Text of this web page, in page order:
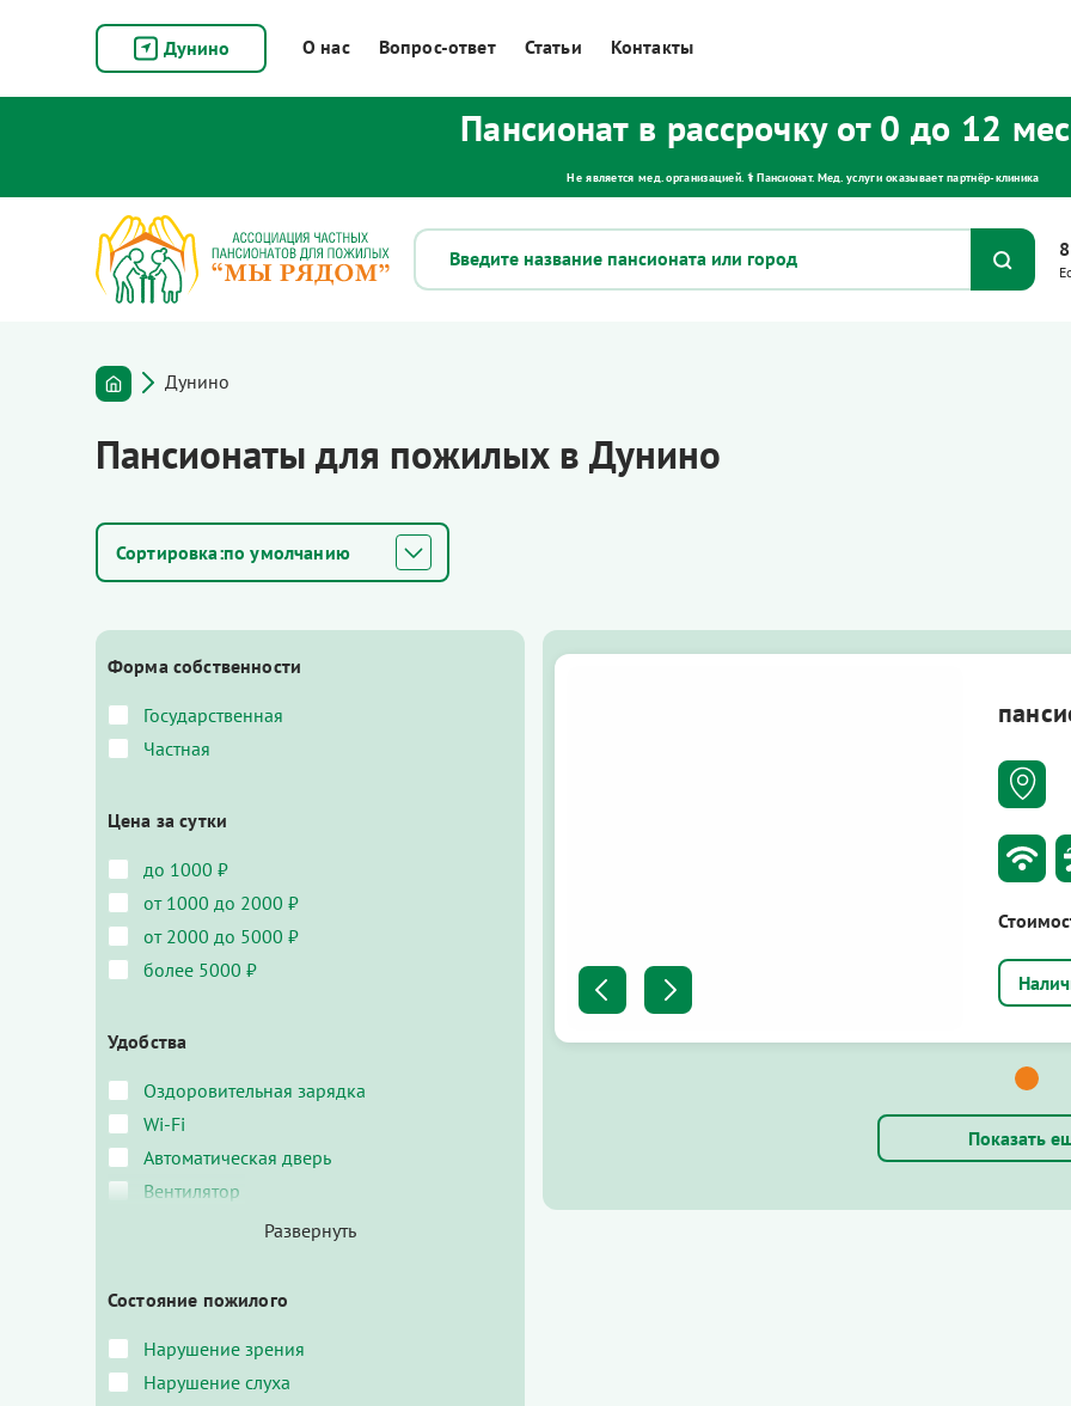
Дунино О нас Вопрос-ответ Статьи Контакты
Пансионат в рассрочку от 0 до 12
Не является мед. организацией. ⚕ Пансионат. Мед. услуги оказывает партнёр‑клиника
Дунино
Пансионаты для пожилых в Дунино
по умолчанию
Показать
Форма собственности
Государственная
Частная
Цена за сутки
до 1000 ₽
от 1000 до 2000 ₽
от 2000 до 5000 ₽
более 5000 ₽
Удобства
Оздоровительная зарядка
Wi-Fi
Автоматическая дверь
Вентилятор
Состояние пожилого
Нарушение зрения
Нарушение слуха